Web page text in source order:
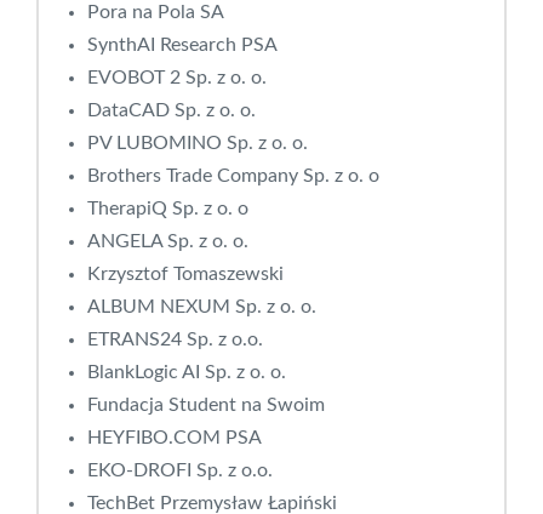
Pora na Pola SA
SynthAI Research PSA
EVOBOT 2 Sp. z o. o.
DataCAD Sp. z o. o.
PV LUBOMINO Sp. z o. o.
Brothers Trade Company Sp. z o. o
TherapiQ Sp. z o. o
ANGELA Sp. z o. o.
Krzysztof Tomaszewski
ALBUM NEXUM Sp. z o. o.
ETRANS24 Sp. z o.o.
BlankLogic AI Sp. z o. o.
Fundacja Student na Swoim
HEYFIBO.COM PSA
EKO-DROFI Sp. z o.o.
TechBet Przemysław Łapiński